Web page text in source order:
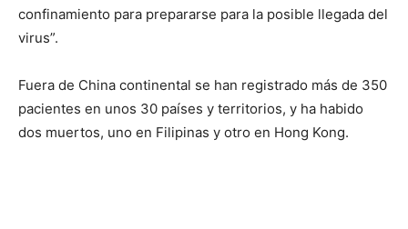
confinamiento para prepararse para la posible llegada del
virus”.
Fuera de China continental se han registrado más de 350
pacientes en unos 30 países y territorios, y ha habido
dos muertos, uno en Filipinas y otro en Hong Kong.